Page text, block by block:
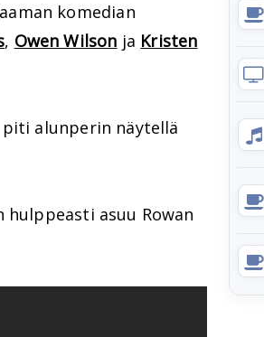
komedian
, Owen Wilson ja Kristen
alunperin näytellä
asuu Rowan